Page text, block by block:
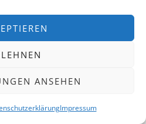
ANSEHEN
Impressum